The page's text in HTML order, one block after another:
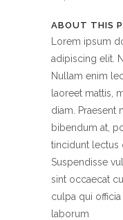
ABOUT THIS
Lorem ipsum
adipiscing elit.
Nullam enim
laoreet mattis,
diam. Praesent
bibendum at,
tincidunt lectus
Suspendisse
sint occaecat
culpa qui
laborum